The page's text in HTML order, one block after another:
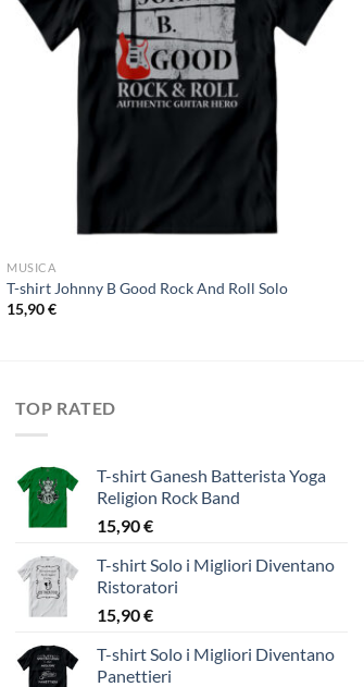
MUSICA
T-shirt Johnny B Good Rock And Roll Solo
15,90€
TOP RATED
T-shirt Ganesh Batterista Yoga
Religion Rock Band
15,90€
T-shirt Solo i Migliori Diventano
Ristoratori
15,90€
T-shirt Solo i Migliori Diventano
Panettieri